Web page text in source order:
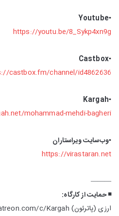
▪️
Youtube
https://youtu.be/8_Sykp4xn9g
▪️
Castbox
castbox.fm/channel/id4862636
▪️Kargah
mohammad-mehdi-bagheri
▪️وب‌سایت ویراستاران
https://virastaran.net
———
◾️ حمایت از کارگاه:
ارزی (پاترئون) https://patreon.com/c/Kargah